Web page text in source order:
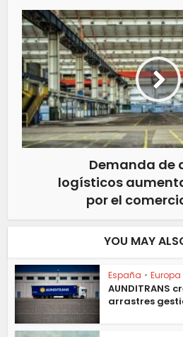
Demanda de
logísticos
por el
YOU MAY
España • Europa
AUNDITRANS
arrastres